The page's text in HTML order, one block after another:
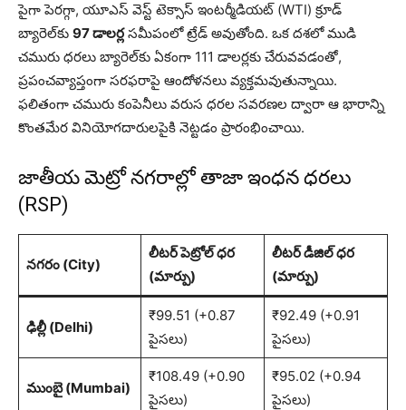
పైగా పెరగ్గా, యూఎస్ వెస్ట్ టెక్సాస్ ఇంటర్మీడియట్ (WTI) క్రూడ్
బ్యారెల్‌కు 97 డాలర్లసమీపంలో ట్రేడ్ అవుతోంది. ఒక దశలో ముడి
చమురు ధరలు బ్యారెల్‌కు ఏకంగా 111 డాలర్లకు చేరువవడంతో,
ప్రపంచవ్యాప్తంగా సరఫరాపై ఆందోళనలు వ్యక్తమవుతున్నాయి.
ఫలితంగా చమురు కంపెనీలు వరుస ధరల సవరణల ద్వారా ఆ భారాన్ని
కొంతమేర వినియోగదారులపైకి నెట్టడం ప్రారంభించాయి.
జాతీయ మెట్రో నగరాల్లో తాజా ఇంధన ధరలు
(RSP)
నగరం (City)
లీటర్ పెట్రోల్ ధర
(మార్పు)
లీటర్ డీజిల్ ధర
(మార్పు)
ఢిల్లీ (Delhi)
₹99.51 (+0.87
పైసలు)
₹92.49 (+0.91
పైసలు)
ముంబై (Mumbai)
₹108.49 (+0.90
పైసలు)
₹95.02 (+0.94
పైసలు)